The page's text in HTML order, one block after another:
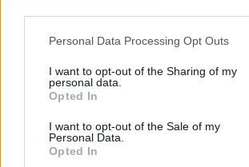
Please note that this website/app uses one
not limited to your visit or usage behaviour.
grant or deny consent to Google and its
use your data for below specified purposes
consent section.
Personal Data Processing Opt Outs
I want to opt-out of the Sharing of my
personal data.
Opted In
I want to opt-out of the Sale of my
Personal Data.
Opted In
Το camo print η αλλιώς καμουφλάζ
'00s, τα all-over prints με pop color
επαναστατικό twist για τη νέα γενιά
Hilfiger fans. Η μόδα γίνεται